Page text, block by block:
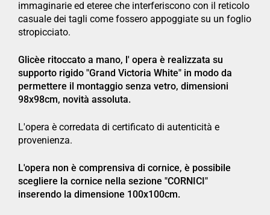
immaginarie ed eteree che interferiscono con il reticolo
casuale dei tagli come fossero appoggiate su un foglio
stropicciato.
Glicèe ritoccato a mano, l' opera è realizzata su
supporto rigido "Grand Victoria White" in modo da
permettere il montaggio senza vetro, dimensioni
98x98cm, novità assoluta.
L'opera è corredata di certificato di autenticità e
provenienza.
L'opera non è comprensiva di cornice, è possibile
scegliere la cornice nella sezione "CORNICI"
inserendo la dimensione 100x100cm.